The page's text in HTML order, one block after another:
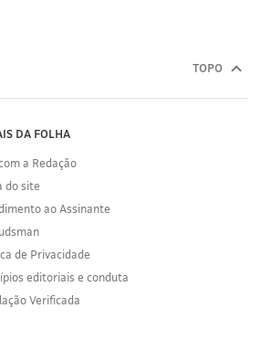
TOPO
DA FOLHA
a Redação
do site
ao Assinante
de Privacidade
editoriais e conduta
Verificada